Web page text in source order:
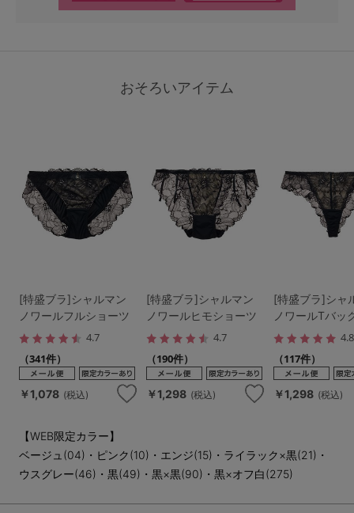
おそろいアイテム
[特盛ブラ]シャルマン
ノワールフルショーツ
4.7
（341件）
￥1,078 (税込)
[特盛ブラ]シャルマン
ノワールヒモショーツ
4.7
（190件）
￥1,298 (税込)
[特盛ブラ]シャ
ノワールTバッ
4.8
（117件）
￥1,298 (税込)
【WEB限定カラー】
ベージュ(04)・ピンク(10)・エンジ(15)・ライラック×黒(21)・
ウスグレー(46)・黒(49)・黒×黒(90)・黒×オフ白(275)